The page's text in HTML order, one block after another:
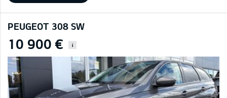
PEUGEOT 308 SW
10 900 € i